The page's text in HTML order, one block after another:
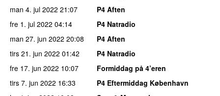
man 4. jul 2022 21:07
P4 Aften
fre 1. jul 2022 04:14
P4 Natradio
man 27. jun 2022 20:08
P4 Aften
tirs 21. jun 2022 01:42
P4 Natradio
fre 17. jun 2022 10:07
Formiddag på 4’eren
tirs 7. jun 2022 16:33
P4 Eftermiddag København